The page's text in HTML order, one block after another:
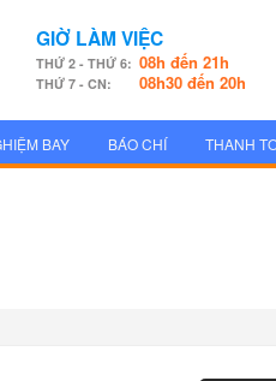
GIỜ LÀM VIỆC
THỨ 2 - THỨ 6:08h đến 21h
THỨ 7 - CN: 08h30 đến 20h
BAY BÁO CHÍ THANH